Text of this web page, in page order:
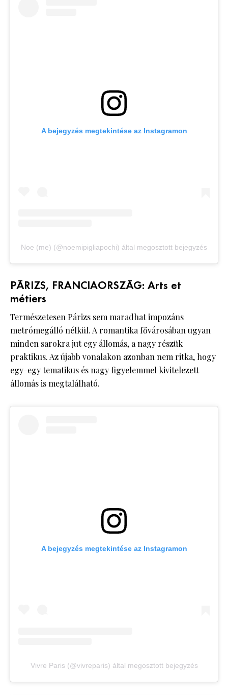
A bejegyzés megtekintése az Instagramon
Noe (me) (@noemipigliapochi) által megosztott bejegyzés
PÁRIZS, FRANCIAORSZÁG: Arts et
métiers
Természetesen Párizs sem maradhat impozáns
metrómegálló nélkül. A romantika fővárosában ugyan
minden sarokra jut egy állomás, a nagy részük
praktikus. Az újabb vonalakon azonban nem ritka, hogy
egy-egy tematikus és nagy figyelemmel kivitelezett
állomás is megtalálható.
A bejegyzés megtekintése az Instagramon
Vivre Paris (@vivreparis) által megosztott bejegyzés